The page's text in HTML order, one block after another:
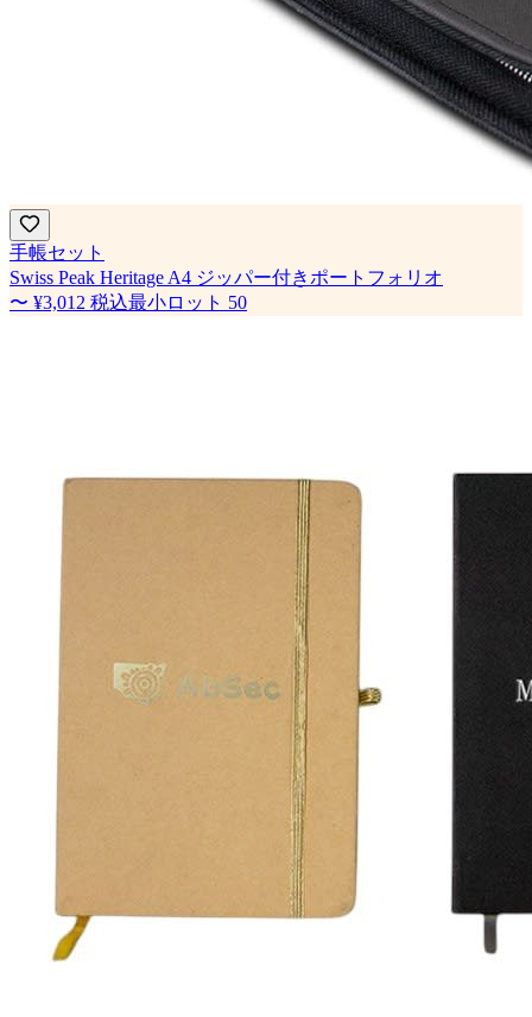
手帳セット
Swiss Peak Heritage A4 ジッパー付きポートフォリオ
〜 ¥3,012 税込最小ロット 50